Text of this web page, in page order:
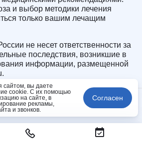
и выбор методики лечения
только вашим лечащим
не несет ответственности за
последствия, возникшие в
информации, размещенной
сайтом, вы даете
cookie. С их помощью
на сайте, в
рекламы,
и звонков.
Согласен